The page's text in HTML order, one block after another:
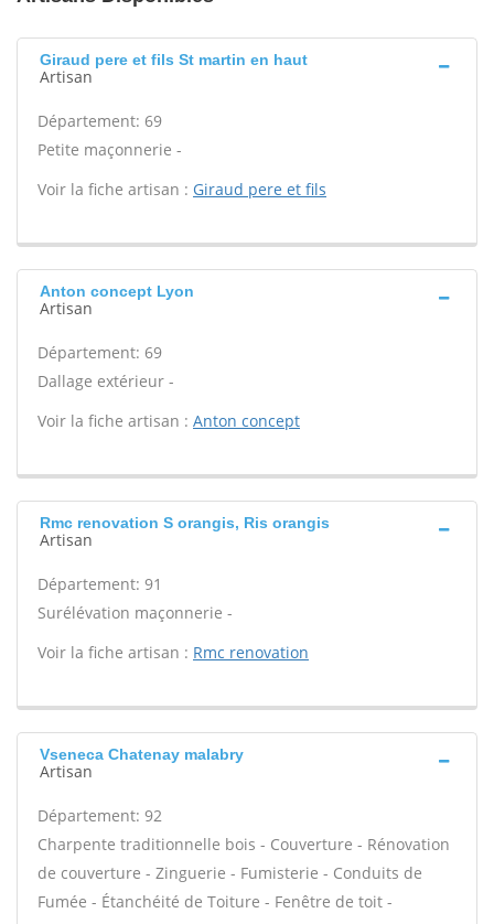
Giraud pere et fils St martin en haut
Artisan
Département: 69
Petite maçonnerie -
Voir la fiche artisan : Giraud pere et fils
Anton concept Lyon
Artisan
Département: 69
Dallage extérieur -
Voir la fiche artisan : Anton concept
Rmc renovation S orangis, Ris orangis
Artisan
Département: 91
Surélévation maçonnerie -
Voir la fiche artisan : Rmc renovation
Vseneca Chatenay malabry
Artisan
Département: 92
Charpente traditionnelle bois - Couverture - Rénovation
de couverture - Zinguerie - Fumisterie - Conduits de
Fumée - Étanchéité de Toiture - Fenêtre de toit -